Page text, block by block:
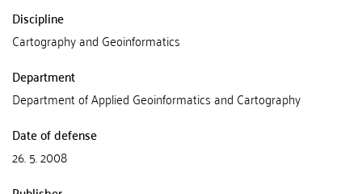
Discipline
Cartography and Geoinformatics
Department
Department of Applied Geoinformatics and Cartography
Date of defense
26. 5. 2008